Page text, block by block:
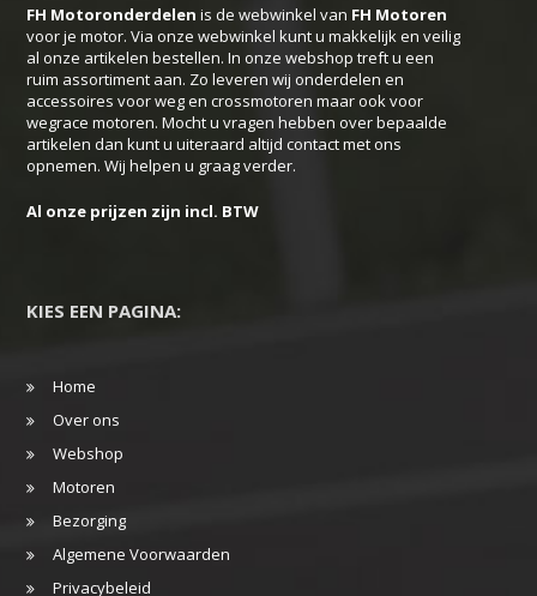
FH Motoronderdelen is de webwinkel van FH Motoren
voor je motor. Via onze webwinkel kunt u makkelijk en veilig
al onze artikelen bestellen. In onze webshop treft u een
ruim assortiment aan. Zo leveren wij onderdelen en
accessoires voor weg en crossmotoren maar ook voor
wegrace motoren. Mocht u vragen hebben over bepaalde
artikelen dan kunt u uiteraard altijd contact met ons
opnemen. Wij helpen u graag verder.
Al onze prijzen zijn incl. BTW
KIES EEN PAGINA:
Home
Over ons
Webshop
Motoren
Bezorging
Algemene Voorwaarden
Privacybeleid